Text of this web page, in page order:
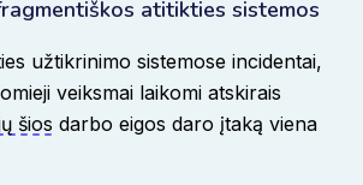
atitikties sistemos
užtikrinimo sistemose incidentai,
veiksmai laikomi atskirais
šios darbo eigos daro įtaką viena